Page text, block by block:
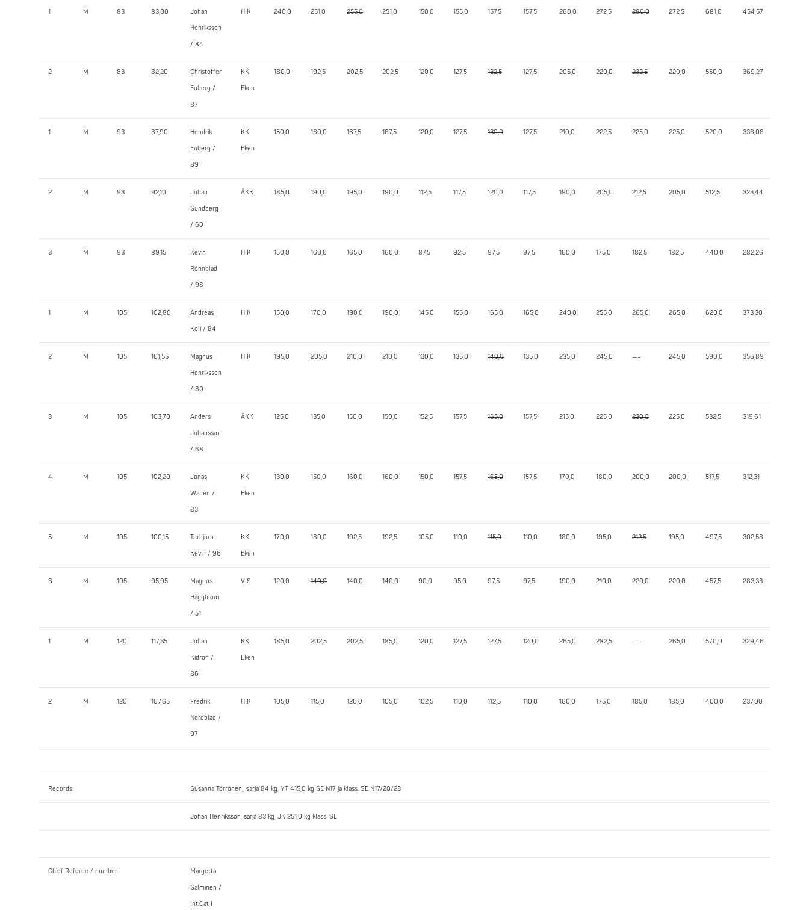
1 M 83 83,00 Johan
Henriksson
/ 84
HIK 240,0 251,0 255,0 251,0 150,0 155,0 157,5 157,5 260,0 272,5 280,0 272,5 681,0 454,57
2 M 83 82,20 Christoffer
Enberg /
87
KK
Eken
180,0 192,5 202,5 202,5 120,0 127,5 132,5 127,5 205,0 220,0 232,5 220,0 550,0 369,27
1 M 93 87,90 Hendrik
Enberg /
89
KK
Eken
150,0 160,0 167,5 167,5 120,0 127,5 130,0 127,5 210,0 222,5 225,0 225,0 520,0 336,08
2 M 93 92,10 Johan
Sundberg
/ 60
ÅKK 185,0 190,0 195,0 190,0 112,5 117,5 120,0 117,5 190,0 205,0 212,5 205,0 512,5 323,44
3 M 93 89,15 Kevin
Rönnblad
/ 98
HIK 150,0 160,0 165,0 160,0 87,5 92,5 97,5 97,5 160,0 175,0 182,5 182,5 440,0 282,26
1 M 105 102,80 Andreas
Koli / 84
HIK 150,0 170,0 190,0 190,0 145,0 155,0 165,0 165,0 240,0 255,0 265,0 265,0 620,0 373,30
2 M 105 101,55 Magnus
Henriksson
/ 80
HIK 195,0 205,0 210,0 210,0 130,0 135,0 140,0 135,0 235,0 245,0 —– 245,0 590,0 356,89
3 M 105 103,70 Anders
Johansson
/ 68
ÅKK 125,0 135,0 150,0 150,0 152,5 157,5 165,0 157,5 215,0 225,0 230,0 225,0 532,5 319,61
4 M 105 102,20 Jonas
Wallén /
83
KK
Eken
130,0 150,0 160,0 160,0 150,0 157,5 165,0 157,5 170,0 180,0 200,0 200,0 517,5 312,31
5 M 105 100,15 Torbjörn
Kevin / 96
KK
Eken
170,0 180,0 192,5 192,5 105,0 110,0 115,0 110,0 180,0 195,0 212,5 195,0 497,5 302,58
6 M 105 95,95 Magnus
Häggblom
/ 51
VIS 120,0 140,0 140,0 140,0 90,0 95,0 97,5 97,5 190,0 210,0 220,0 220,0 457,5 283,33
1 M 120 117,35 Johan
Kidron /
86
KK
Eken
185,0 202,5 202,5 185,0 120,0 127,5 127,5 120,0 265,0 282,5 —– 265,0 570,0 329,46
2 M 120 107,65 Fredrik
Nordblad /
97
HIK 105,0 115,0 120,0 105,0 102,5 110,0 112,5 110,0 160,0 175,0 185,0 185,0 400,0 237,00
Records: Susanna Törrönen,, sarja 84 kg, YT 415,0 kg SE N17 ja klass. SE N17/20/23
Johan Henriksson, sarja 83 kg, JK 251,0 kg klass. SE
Chief Referee / number Margetta
Salminen /
Int.Cat I